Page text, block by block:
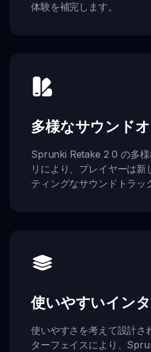
体験を補完します。
多様なサウンド
Sprunki Retake 2 0 の多様
リにより、プレイヤーは新
ティングなサウンドトラッ
使いやすいイン
使いやすさを考えて設計さ
ターフェイスにより、